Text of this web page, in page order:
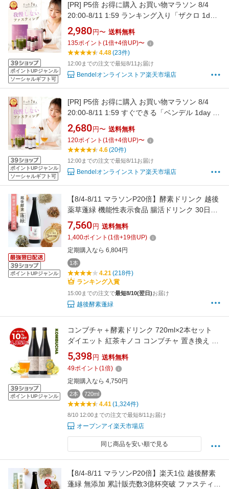
ポイントUPジャンル
ソーシャルギフト可
[PR] P5倍 お得に購入 お買い物マラソン 8/4
20:00-8/11 1:59 ランキング入り「ザクロ 1day
ファスティング セット」ざくろ アロニア コラ
ーゲン 青汁 生酵素 ファスティングブック付き
無添加 国産 酵素ドリンク 女性ホルモン ゆらぎ
腸活 デトックス 置き換え お腹痩せ
2,980 円〜 送料無料
135ポイント (1倍+4倍UP)〜
4.48(23件)
12:00までの注文で最短8/11お届け
Bendelオンラインストア楽天市場店
ポイントUPジャンル
ソーシャルギフト可
[PR] P5倍 お得に購入 お買い物マラソン 8/4
20:00-8/11 1:59 すぐできる「ベンデル 1day フ
ァスティング セット」静岡県産キダチアロエ使
用 青汁 生酵素 ファスティングブック付き 無添
加 国産 スッキリ 酵素ドリンク 青汁 生酵素 便
秘解消 腸活 デトックス 置換 アロエ
2,680 円〜 送料無料
120ポイント (1倍+4倍UP)〜
4.6(20件)
12:00までの注文で最短8/11お届け
Bendelオンラインストア楽天市場店
ポイントUPジャンル
【8/4-8/11 マラソンP20倍】酵素ドリンク 越後
薬草蓬緑 機能性表示食品 腸活ドリンク 30日目
安 イヌリン配合 便通改善 腸内フローラケア エ
ラグ酸 720ml 3億杯突破
7,560 円 送料無料
1,400ポイント (1倍+19倍UP)
定期購入なら 6,804円
1本
4.21(218件)
ランキング入賞
15:00までの注文で最短8/10(翌日)お届け
越後酵素蓬緑
ポイントUPジャンル
コンブチャ＋酵素ドリンク 720ml×2本セット
ダイエット 紅茶キノコ コンブチャ 置き換え ク
レンズ ファスティング こんぶちゃ 茶 モンドセ
レクション金賞 コンブチャ 酵素 乳酸菌 (酵素
飲料) プラセンタ お試し
5,398 円 送料無料
49ポイント (1倍)
定期購入なら 4,750円
2本 720ml
4.41(1,324件)
8/10 12:00までの注文で最短8/11お届け
オープンアイ楽天市場店
同じ商品を安い順で見る
【8/4-8/11 マラソンP20倍】楽天1位 越後酵素
蓬緑 無添加 累計販売数3億杯突破 ファスティン